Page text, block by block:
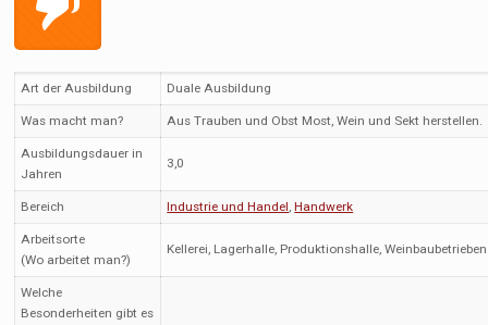
Art der Ausbildung Duale Ausbildung
Was macht man? Aus Trauben und Obst Most, Wein und Sekt herstellen.
Ausbildungsdauer in
Jahren
3,0
Bereich Industrie und Handel,Handwerk
Arbeitsorte
(Wo arbeitet man?)
Kellerei, Lagerhalle, Produktionshalle, Weinbaubetrieben
Welche
Besonderheiten gibt es